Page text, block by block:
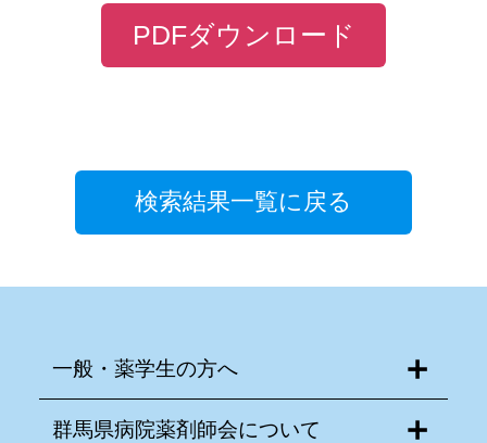
PDFダウンロード
検索結果一覧に戻る
一般・薬学生の方へ
群馬県病院薬剤師会について